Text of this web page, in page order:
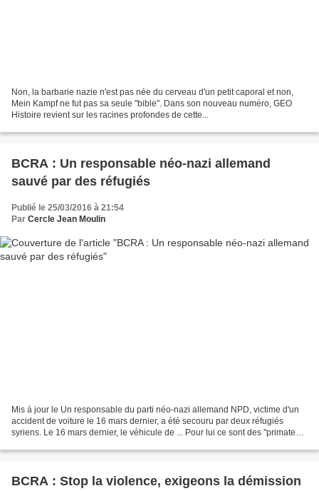
Non, la barbarie nazie n'est pas née du cerveau d'un petit caporal et non,
Mein Kampf ne fut pas sa seule "bible". Dans son nouveau numéro, GEO
Histoire revient sur les racines profondes de cette...
BCRA : Un responsable néo-nazi allemand
sauvé par des réfugiés
Publié le 25/03/2016 à 21:54
Par Cercle Jean Moulin
Mis à jour le Un responsable du parti néo-nazi allemand NPD, victime d'un
accident de voiture le 16 mars dernier, a été secouru par deux réfugiés
syriens. Le 16 mars dernier, le véhicule de ... Pour lui ce sont des "primates".
BCRA : Stop la violence, exigeons la démission